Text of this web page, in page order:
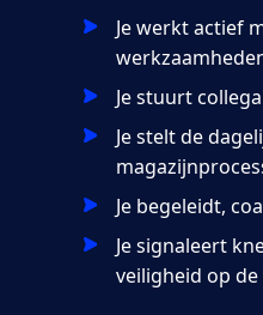
Je werkt actief
Je stuurt
Je stelt de
Je begeleidt,
Je signaleert
veiligheid op